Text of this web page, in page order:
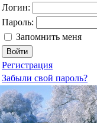
Логин:
Пароль:
Запомнить меня
Регистрация
Забыли свой пароль?